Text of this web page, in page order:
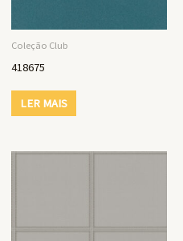
Coleção Club
418675
LER MAIS